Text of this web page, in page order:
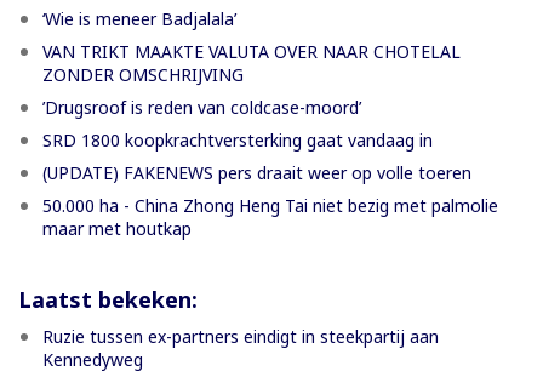
‘Wie is meneer Badjalala’
VAN TRIKT MAAKTE VALUTA OVER NAAR CHOTELAL
ZONDER OMSCHRIJVING
’Drugsroof is reden van coldcase-moord’
SRD 1800 koopkrachtversterking gaat vandaag in
(UPDATE) FAKENEWS pers draait weer op volle toeren
50.000 ha - China Zhong Heng Tai niet bezig met palmolie
maar met houtkap
Laatst bekeken:
Ruzie tussen ex-partners eindigt in steekpartij aan
Kennedyweg